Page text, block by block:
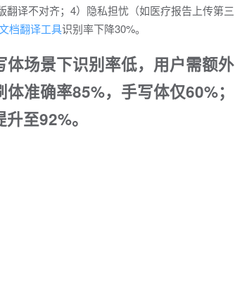
翻译不对齐；4）隐私担忧（如医疗报告上传第三
档翻译工具识别率下降30%。
场景下识别率低，用户需额外
准确率85%，手写体仅60%；
至92%。